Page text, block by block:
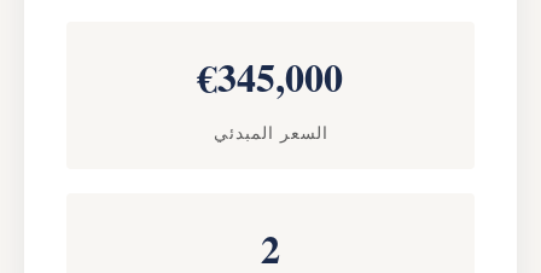
€345,000
السعر المبدئي
2